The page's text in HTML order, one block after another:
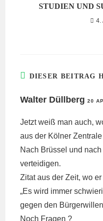
STUDIEN UND
4.
DIESER BEITRAG
Walter Düllberg 20
Jetzt weiß man auch,
aus der Kölner
Nach Brüssel und
verteidigen.
Zitat aus der Zeit, wo
„Es wird immer
gegen den
Noch Fragen ?